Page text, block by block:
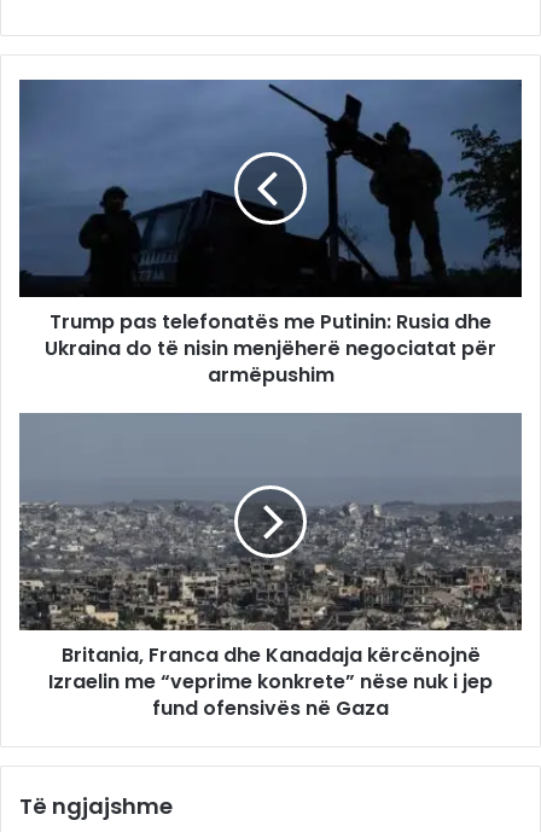
Trump pas telefonatës me Putinin: Rusia dhe
Ukraina do të nisin menjëherë negociatat për
armëpushim
Britania, Franca dhe Kanadaja kërcënojnë
Izraelin me “veprime konkrete” nëse nuk i jep
fund ofensivës në Gaza
Të ngjajshme